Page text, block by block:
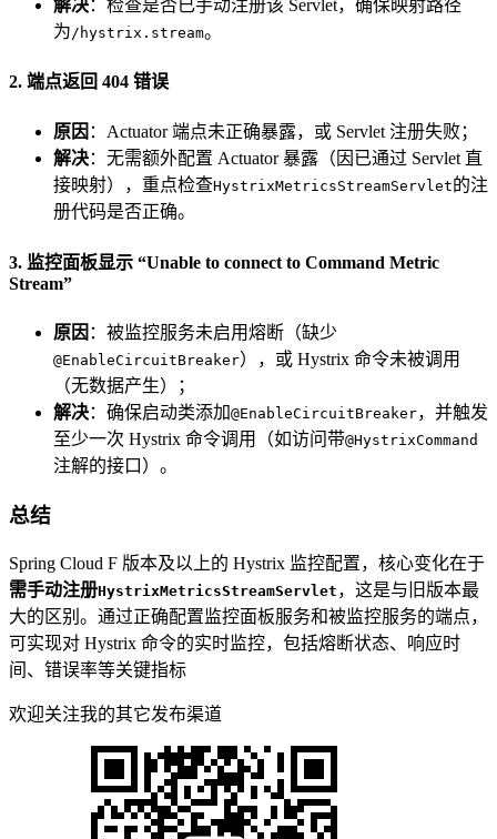
解决：检查是否已手动注册该 Servlet，确保映射路径
为 /hystrix.stream。
2. 端点返回 404 错误
原因 ：Actuator 端点未正确暴露，或 Servlet 注册失败；
解决：无需额外配置 Actuator 暴露（因已通过 Servlet 直
接映射），重点检查HystrixMetricsStreamServlet的注
册代码是否正确。
3. 监控面板显示 “Unable to connect to Command Metric
Stream”
原因 ：被监控服务未启用熔断（缺少
@EnableCircuitBreaker），或 Hystrix 命令未被调用
（无数据产生）；
解决：确保启动类添加@EnableCircuitBreaker，并触发
至少一次 Hystrix 命令调用（如访问带@HystrixCommand
注解的接口）。
总结
Spring Cloud F 版本及以上的 Hystrix 监控配置，核心变化在于
需手动注册HystrixMetricsStreamServlet ，这是与旧版本最
大的区别。通过正确配置监控面板服务和被监控服务的端点，
可实现对 Hystrix 命令的实时监控，包括熔断状态、响应时
间、错误率等关键指标
欢迎关注我的其它发布渠道